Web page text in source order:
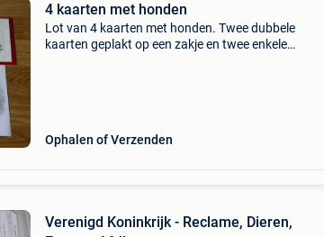
4 kaarten met honden
Lot van 4 kaarten met honden. Twee dubbele
kaarten geplakt op een zakje en twee enkele
Ophalen of Verzenden
Verenigd Koninkrijk - Reclame, Dieren,